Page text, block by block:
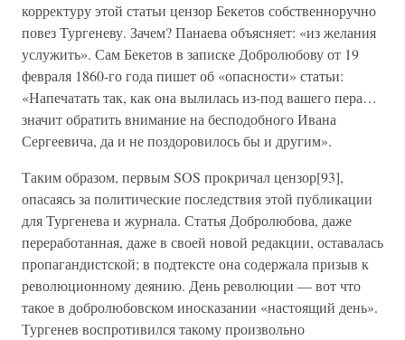
корректуру этой статьи цензор Бекетов собственноручно
повез Тургеневу. Зачем? Панаева объясняет: «из желания
услужить». Сам Бекетов в записке Добролюбову от 19
февраля 1860-го года пишет об «опасности» статьи:
«Напечатать так, как она вылилась из-под вашего пера…
значит обратить внимание на бесподобного Ивана
Сергеевича, да и не поздоровилось бы и другим».
Таким образом, первым SOS прокричал цензор[93],
опасаясь за политические последствия этой публикации
для Тургенева и журнала. Статья Добролюбова, даже
переработанная, даже в своей новой редакции, оставалась
пропагандистской; в подтексте она содержала призыв к
революционному деянию. День революции — вот что
такое в добролюбовском иносказании «настоящий день».
Тургенев воспротивился такому произвольно